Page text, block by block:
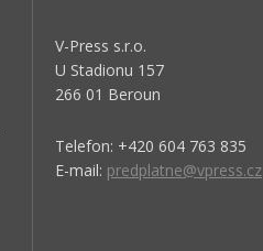
V-Press s.r.o.
U Stadionu 157
266 01 Beroun
Telefon: +420 604 763 835
E-mail: predplatne@vpress.cz